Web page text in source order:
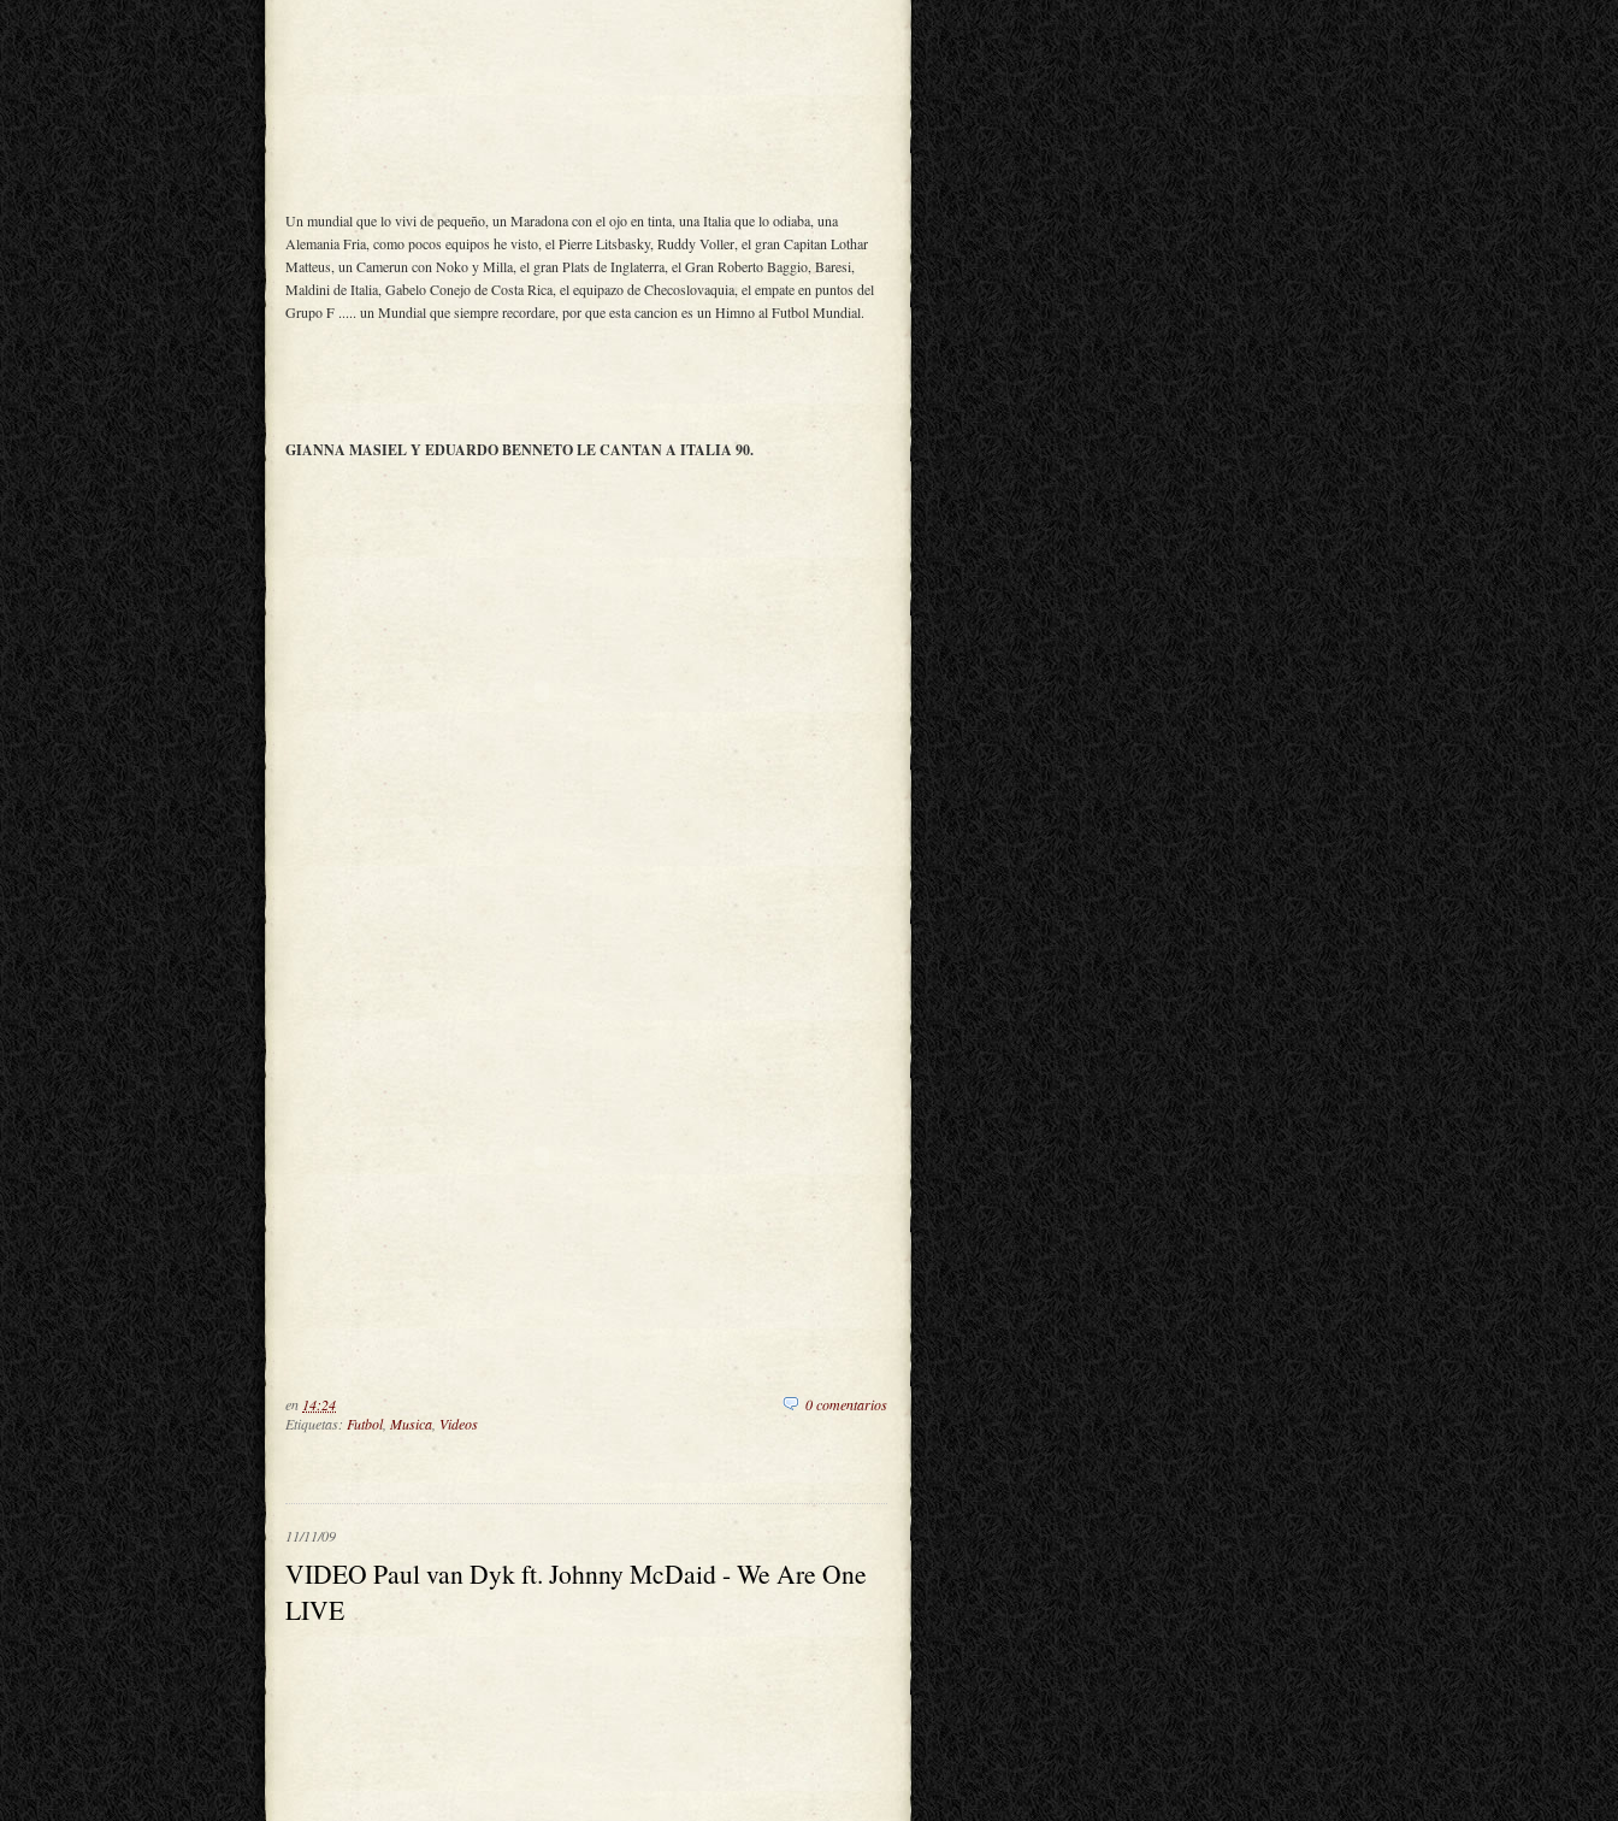
Un mundial que lo vivi de pequeño, un Maradona con el ojo en tinta, una Italia que lo odiaba, una
Alemania Fria, como pocos equipos he visto, el Pierre Litsbasky, Ruddy Voller, el gran Capitan Lothar
Matteus, un Camerun con Noko y Milla, el gran Plats de Inglaterra, el Gran Roberto Baggio, Baresi,
Maldini de Italia, Gabelo Conejo de Costa Rica, el equipazo de Checoslovaquia, el empate en puntos del
Grupo F ..... un Mundial que siempre recordare, por que esta cancion es un Himno al Futbol Mundial.
GIANNA MASIEL Y EDUARDO BENNETO LE CANTAN A ITALIA 90.
en 14:24
0 comentarios
Etiquetas: Futbol, Musica Videos
11/11/09
VIDEO Paul van Dyk ft. Johnny McDaid - We Are One
LIVE